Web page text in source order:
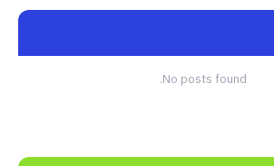
No posts found.